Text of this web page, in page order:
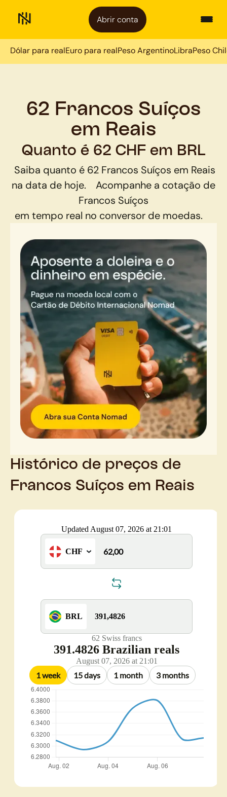
Abrir conta
Dólar para realEuro para realPeso ArgentinoLibraPeso
62 Francos Suíços
em Reais
Quanto é 62 CHF em BRL
Saiba quanto é 62 Francos Suíços em Reais
na data de hoje.
Acompanhe a cotação de
Francos Suíços
em tempo real no conversor de moedas.
Histórico de preços de
Francos Suíços em Reais